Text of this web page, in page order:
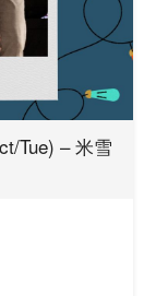
Tue) – 米雪